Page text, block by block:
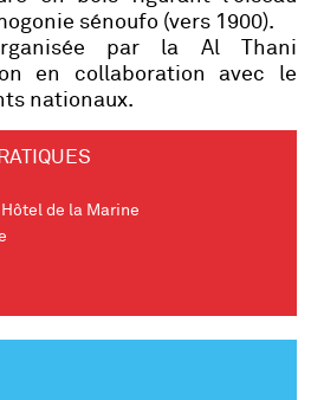
sénoufo (vers 1900).
par la Al Thani
en collaboration avec le
nationaux.
de la Marine